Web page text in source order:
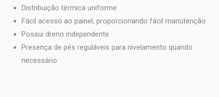
Distribuição térmica uniforme
Fácil acesso ao painel, proporcionando fácil manutenção
Possui dreno independente
Presença de pés reguláveis para nivelamento quando
necessário